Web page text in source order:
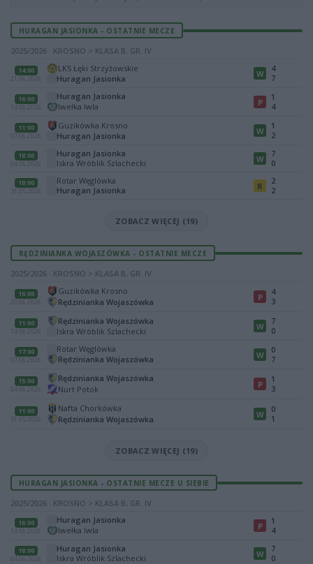
HURAGAN JASIONKA - OSTATNIE MECZE
2025/2026 · KROSNO > KLASA B, GR. IV
14:00
21.06.2026
LKS Łęki Strzyżowskie
Huragan Jasionka
W
4
7
16:00
14.06.2026
Huragan Jasionka
Iwełka Iwla
P
1
4
11:00
07.06.2026
Guzikówka Krosno
Huragan Jasionka
W
1
2
18:00
04.06.2026
Huragan Jasionka
Iskra Wróblik Szlachecki
W
7
0
10:00
31.05.2026
Rotar Węglówka
Huragan Jasionka
R
2
2
ZOBACZ WIĘCEJ (19)
RĘDZINIANKA WOJASZÓWKA - OSTATNIE MECZE
2025/2026 · KROSNO > KLASA B, GR. IV
16:00
20.06.2026
Guzikówka Krosno
Rędzinianka Wojaszówka
P
4
3
11:00
14.06.2026
Rędzinianka Wojaszówka
Iskra Wróblik Szlachecki
W
7
0
17:00
07.06.2026
Rotar Węglówka
Rędzinianka Wojaszówka
W
0
7
15:00
04.06.2026
Rędzinianka Wojaszówka
Nurt Potok
P
1
3
11:00
31.05.2026
Nafta Chorkówka
Rędzinianka Wojaszówka
W
0
1
ZOBACZ WIĘCEJ (19)
HURAGAN JASIONKA - OSTATNIE MECZE U SIEBIE
2025/2026 · KROSNO > KLASA B, GR. IV
16:00
14.06.2026
Huragan Jasionka
Iwełka Iwla
P
1
4
18:00
04.06.2026
Huragan Jasionka
Iskra Wróblik Szlachecki
W
7
0